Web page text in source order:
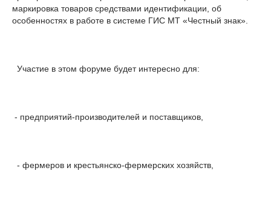
маркировка товаров средствами идентификации, об
особенностях в работе в системе ГИС МТ «Честный знак».
Участие в этом форуме будет интересно для:
- предприятий-производителей и поставщиков,
- фермеров и крестьянско-фермерских хозяйств,